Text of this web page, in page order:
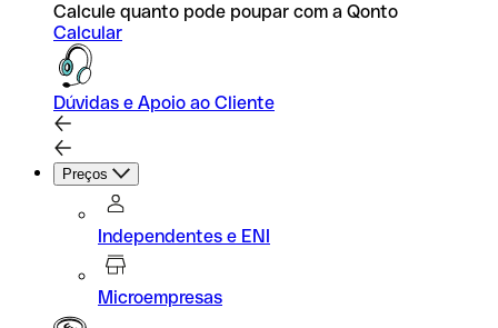
Calcule quanto pode poupar com a Qonto
Calcular
Dúvidas e Apoio ao Cliente
Preços
Independentes e ENI
Microempresas